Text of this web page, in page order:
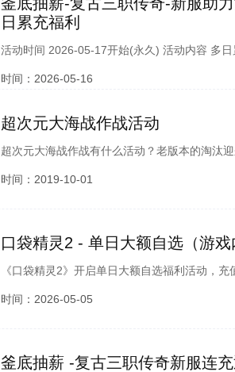
日累充福利
活动时间 2026-05-17开始(永久) 活动内容 多
+绑定金币*1E +1级练功丹*100（绑定）+ 1万
时间：2026-05-16
超次元大海战作战活动
超次元大海战作战有什么活动？老版本的淘汰
版本的更新了，很多玩家也都不知道具体活动
时间：2019-10-01
口袋精灵2 - 单日大额自选（游戏
《口袋精灵2》开启单日大额自选福利活动，
奖励，包含闪光性格、个体值礼包、SP 精灵
时间：2026-05-05
釜底抽薪 -复古三职传奇新服连